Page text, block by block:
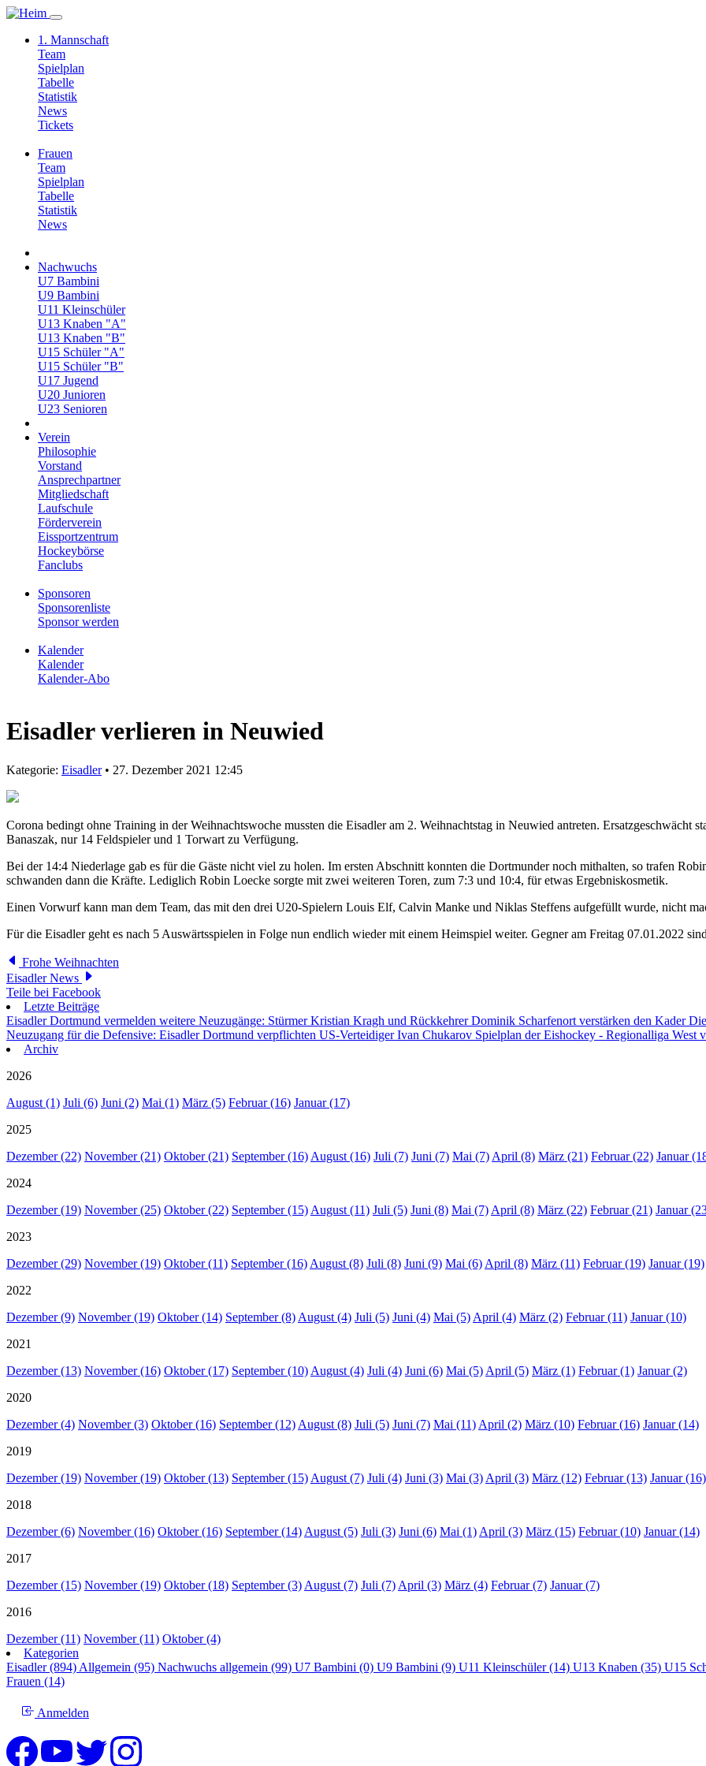
1. Mannschaft
Team
Spielplan
Tabelle
Statistik
News
Tickets
Frauen
Team
Spielplan
Tabelle
Statistik
News
Nachwuchs
U7 Bambini
U9 Bambini
U11 Kleinschüler
U13 Knaben "A"
U13 Knaben "B"
U15 Schüler "A"
U15 Schüler "B"
U17 Jugend
U20 Junioren
U23 Senioren
Verein
Philosophie
Vorstand
Ansprechpartner
Mitgliedschaft
Laufschule
Förderverein
Eissportzentrum
Hockeybörse
Fanclubs
Sponsoren
Sponsorenliste
Sponsor werden
Kalender
Kalender
Kalender-Abo
Eisadler verlieren in Neuwied
Kategorie: Eisadler• 27. Dezember 2021 12:45
Corona bedingt ohne Training in der Weihnachtswoche mussten die Eisadler am 2. Weihnachtstag in Neuwied antreten. Ersatzgeschwächt
Banaszak, nur 14 Feldspieler und 1 Torwart zu Verfügung.
Bei der 14:4 Niederlage gab es für die Gäste nicht viel zu holen. Im ersten Abschnitt konnten die Dortmunder noch mithalten, so trafen
schwanden dann die Kräfte. Lediglich Robin Loecke sorgte mit zwei weiteren Toren, zum 7:3 und 10:4, für etwas Ergebniskosmetik.
Einen Vorwurf kann man dem Team, das mit den drei U20-Spielern Louis Elf, Calvin Manke und Niklas Steffens aufgefüllt wurde, nicht
Für die Eisadler geht es nach 5 Auswärtsspielen in Folge nun endlich wieder mit einem Heimspiel weiter. Gegner am Freitag 07.01.2022
Frohe Weihnachten
Eisadler News
Teile bei Facebook
Letzte Beiträge
Eisadler Dortmund vermelden weitere Neuzugänge: Stürmer Kristian Kragh und Rückkehrer Dominik Scharfenort verstärken den Kader
Neuzugang für die Defensive: Eisadler Dortmund verpflichten US-Verteidiger Ivan Chukarov Spielplan der Eishockey - Regionalliga West
Archiv
2026
August (1) Juli (6) Juni (2) Mai (1) März (5) Februar (16) Januar (17)
2025
Dezember (22) November (21) Oktober (21) September (16) August (16) Juli (7) Juni (7) Mai (7) April (8) März (21) Februar (22) Januar
2024
Dezember (19) November (25) Oktober (22) September (15) August (11) Juli (5) Juni (8) Mai (7) April (8) März (22) Februar (21) Januar
2023
Dezember (29) November (19) Oktober (11) September (16) August (8) Juli (8) Juni (9) Mai (6) April (8) März (11) Februar (19) Januar (19)
2022
Dezember (9) November (19) Oktober (14) September (8) August (4) Juli (5) Juni (4) Mai (5) April (4) März (2) Februar (11) Januar (10)
2021
Dezember (13) November (16) Oktober (17) September (10) August (4) Juli (4) Juni (6) Mai (5) April (5) März (1) Februar (1) Januar (2)
2020
Dezember (4) November (3) Oktober (16) September (12) August (8) Juli (5) Juni (7) Mai (11) April (2) März (10) Februar (16) Januar (14)
2019
Dezember (19) November (19) Oktober (13) September (15) August (7) Juli (4) Juni (3) Mai (3) April (3) März (12) Februar (13) Januar (16)
2018
Dezember (6) November (16) Oktober (16) September (14) August (5) Juli (3) Juni (6) Mai (1) April (3) März (15) Februar (10) Januar (14)
2017
Dezember (15) November (19) Oktober (18) September (3) August (7) Juli (7) April (3) März (4) Februar (7) Januar (7)
2016
Dezember (11) November (11) Oktober (4)
Kategorien
Eisadler (894) Allgemein (95) Nachwuchs allgemein (99) U7 Bambini (0) U9 Bambini (9) U11 Kleinschüler (14) U13 Knaben (35) U15
Frauen (14)
Anmelden